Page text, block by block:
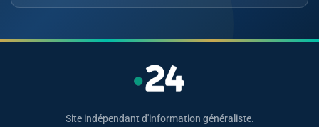
Site indépendant d'information généraliste.